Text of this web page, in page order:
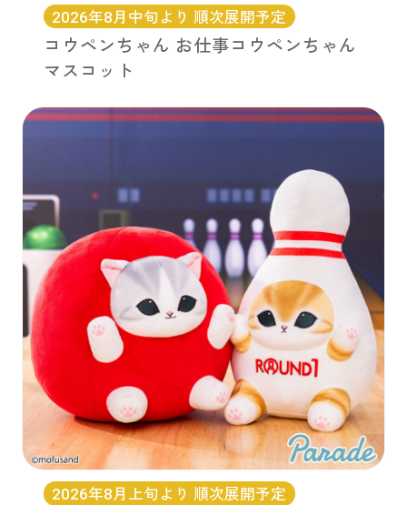
2026年8月中旬より 順次展開予定
コウペンちゃん お仕事コウペンちゃん
マスコット
2026年8月上旬より 順次展開予定